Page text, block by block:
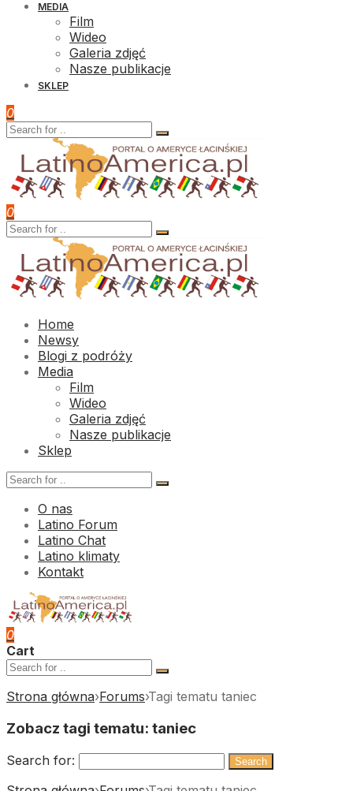
MEDIA
Film
Wideo
Galeria zdjęć
Nasze publikacje
SKLEP
0
0
Home
Newsy
Blogi z podróży
Media
Film
Wideo
Galeria zdjęć
Nasze publikacje
Sklep
O nas
Latino Forum
Latino Chat
Latino klimaty
Kontakt
0
Cart
Strona główna›Forums›Tagi tematu taniec
Zobacz tagi tematu: taniec
Search for: